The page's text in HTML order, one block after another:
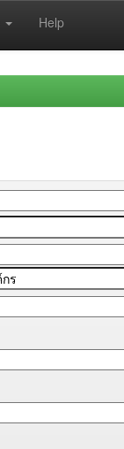
Help